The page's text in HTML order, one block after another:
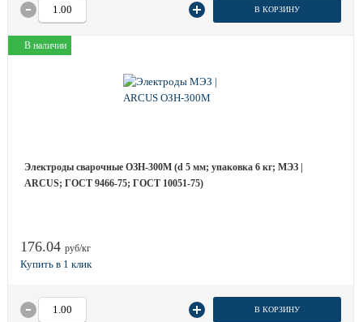
В КОРЗИНУ
В наличии
Электроды сварочные ОЗН-300М (d 5 мм; упаковка 6 кг; МЭЗ |
ARCUS; ГОСТ 9466-75; ГОСТ 10051-75)
176.04 руб/кг
В КОРЗИНУ